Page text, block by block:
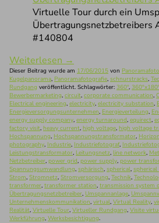
Virtuelle Tour durch ein
Übertragungsnetzbetreibers
#140804
Weiterlesen →
Dieser Beitrag wurde am 17/06/2015 von
Kugelpanorama, Panoramafotografie, schnurstracks,
Rundgang veröffentlicht. Schlagwörter: 360°, 360°x180°
Bewerbermarketing, circuit, corporate communication,
Electrical engineering, electricity, electricity substation,
Energieversorgungsunternehmen, Energieverteilung,
energy supply company, energy turnaround, equirect,
factory visit, heavy current, high voltage, high voltage
Hochspannung, Hochspannungstransformator,
photography, Industrie, Industriefotograf,
Leistungstransformator, Leitungsnetz, line network,
Netzbetreiber, power grid, power supply, power
Spannungsumwandlung, sphärisch, spherical, spherical
Strom, Stromnetz, Stromversorgung, Technik,
transformer, transformer station, transmission system
Übertragungsnetzbetreiber, Umspannanlage,
Unternehmenskommunikation, virtual, Virtual Reality,
Realität, Virtuelle Tour, Virtueller Rundgang, Visite
Werkführung, Werksbesichtigung.